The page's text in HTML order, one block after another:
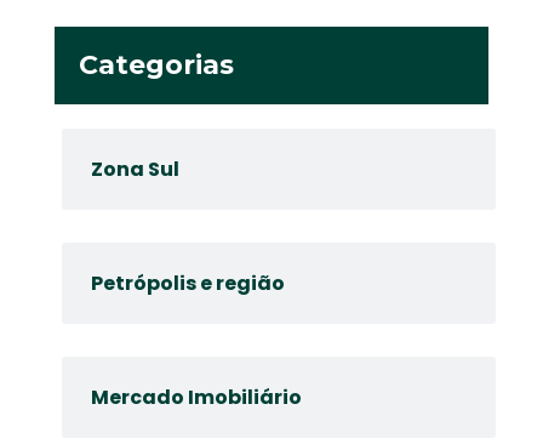
Categorias
Zona Sul
Petrópolis e região
Mercado Imobiliário